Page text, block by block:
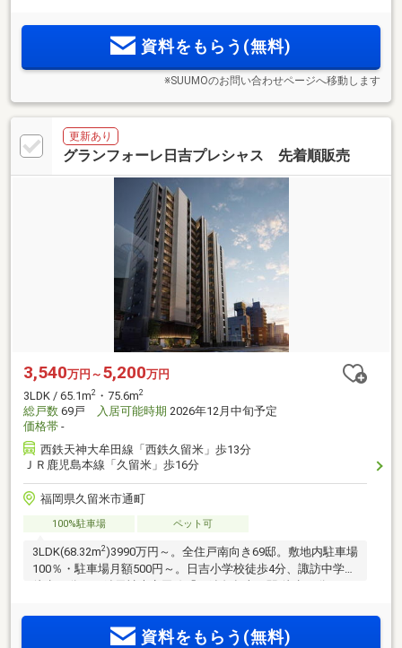
能。ZEH-M Oriented・エネファーム・住戸前専用宅配ボック
ス・玄関前ゴミ回収サービス。資料をもらう(無料)
※SUUMOのお問い合わせページへ移動します
更新あり
グランフォーレ日吉プレシャス 先着順販売
3,540万円～ 5,200万円
3LDK / 65.1m2 ・75.6m2
総戸数 69戸 入居可能時期 2026年12月中旬予定
価格帯 -
西鉄天神大牟田線「西鉄久留米」歩13分
ＪＲ鹿児島本線「久留米」歩16分
福岡県久留米市通町
100%駐車場 ペット可
3LDK(68.32m2)3990万円～。全住戸南向き69邸。敷地内駐車場
100％・駐車場月額500円～。日吉小学校徒歩4分、諏訪中学校
徒歩20分。西鉄天神大牟田線「西鉄久留米」駅 徒歩13分、JR
ス。
資料をもらう(無料)